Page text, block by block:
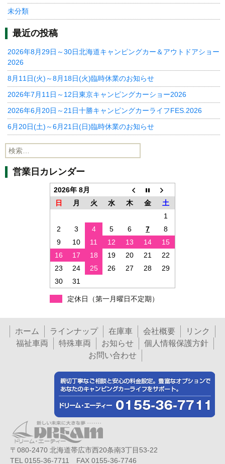
未分類
最近の投稿
2026年8月29日～30日北海道キャンピングカー＆アウトドアショー
2026
8月11日(火)～8月18日(火)臨時休業のお知らせ
2026年7月11日～12日東京キャンピングカーショー2026
2026年6月20日～21日十勝キャンピングカーライフFES.2026
6月20日(土)～6月21日(日)臨時休業のお知らせ
検
索:
営業日カレンダー
2026年 8月
日
月 火 水 木 金
土
1
2
3 4 5 6 7
8
9
10 11 12 13 14
15
16
17 18 19 20 21
22
23
24 25 26 27 28
29
30
31
定休日（第一月曜日不定期）
ホーム ラインナップ 在庫車 会社概要
リンク
福祉車両
特殊車両 お知らせ
個人情報保護方針
お問い合わせ
〒080-2470 北海道帯広市西20条南3丁目53-22
TEL 0155-36-7711 FAX 0155-36-7746